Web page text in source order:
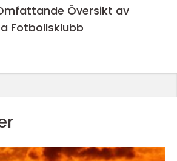
Översikt av
Fotbollsklubb